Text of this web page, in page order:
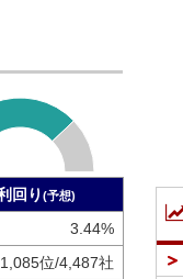
回り (予想)
3.44%
1,085位/4,487社